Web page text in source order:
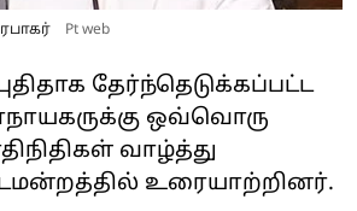
Pt web
தேர்ந்தெடுக்கப்பட்ட
ஒவ்வொரு
வாழ்த்து
உரையாற்றினர்.